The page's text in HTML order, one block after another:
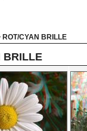
ROT/CYAN BRILLE
BRILLE